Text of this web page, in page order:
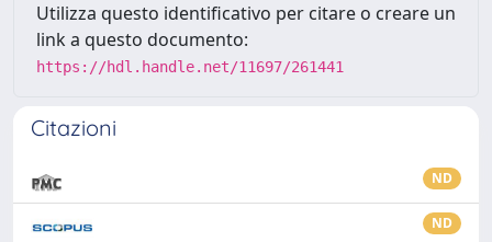
Utilizza questo identificativo per citare o creare un
link a questo documento:
https://hdl.handle.net/11697/261441
Citazioni
ND
ND